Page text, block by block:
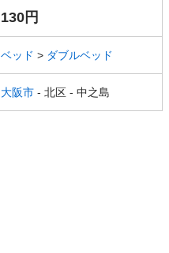
130円
ベッド > ダブルベッド
大阪市 - 北区 - 中之島